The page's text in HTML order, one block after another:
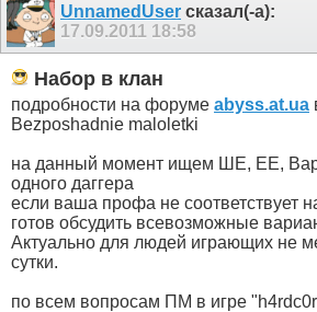
UnnamedUser сказал(-а):
17.09.2011 18:58
Набор в клан
подробности на форуме abyss.at.ua
Bezposhadnie maloletki
на данный момент ищем ШЕ, ЕЕ,
одного даггера
если ваша профа не соответствует
готов обсудить всевозможные
Актуально для людей играющих не
сутки.
по всем вопросам ПМ в игре